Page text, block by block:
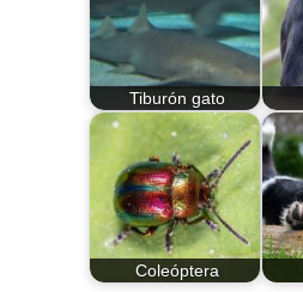
Tiburón gato
Coleóptera